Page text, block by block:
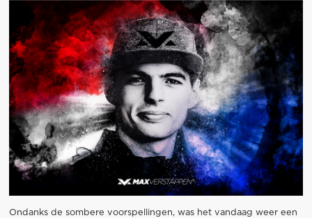
Ondanks de sombere voorspellingen, was het vandaag weer een